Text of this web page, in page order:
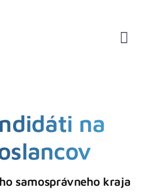
na
samosprávneho kraja